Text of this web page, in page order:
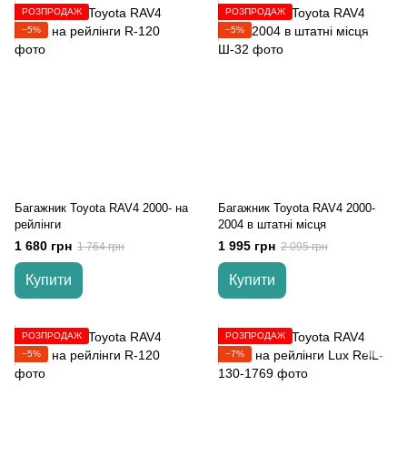
РОЗПРОДАЖ
−5%
Багажник Toyota RAV4 2000- на
рейлінги
1 680 грн 1 764 грн
Купити
РОЗПРОДАЖ
−5%
Багажник Toyota RAV4 2000-
2004 в штатні місця
1 995 грн 2 095 грн
Купити
РОЗПРОДАЖ
−5%
РОЗПРОДАЖ
−7%